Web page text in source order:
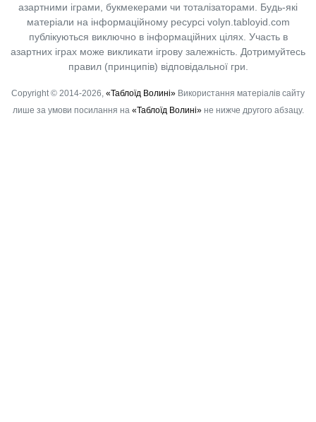
азартними іграми, букмекерами чи тоталізаторами. Будь-які
матеріали на інформаційному ресурсі volyn.tabloyid.com
публікуються виключно в інформаційних цілях. Участь в
азартних іграх може викликати ігрову залежність. Дотримуйтесь
правил (принципів) відповідальної гри.
Copyright © 2014-2026, «Таблоїд Волині» Використання матеріалів сайту
лише за умови посилання на «Таблоїд Волині»не нижче другого абзацу.